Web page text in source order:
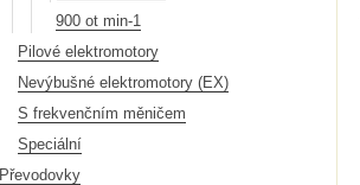
900 ot min-1
Pilové elektromotory
Nevýbušné elektromotory (EX)
S frekvenčním měničem
Speciální
Převodovky